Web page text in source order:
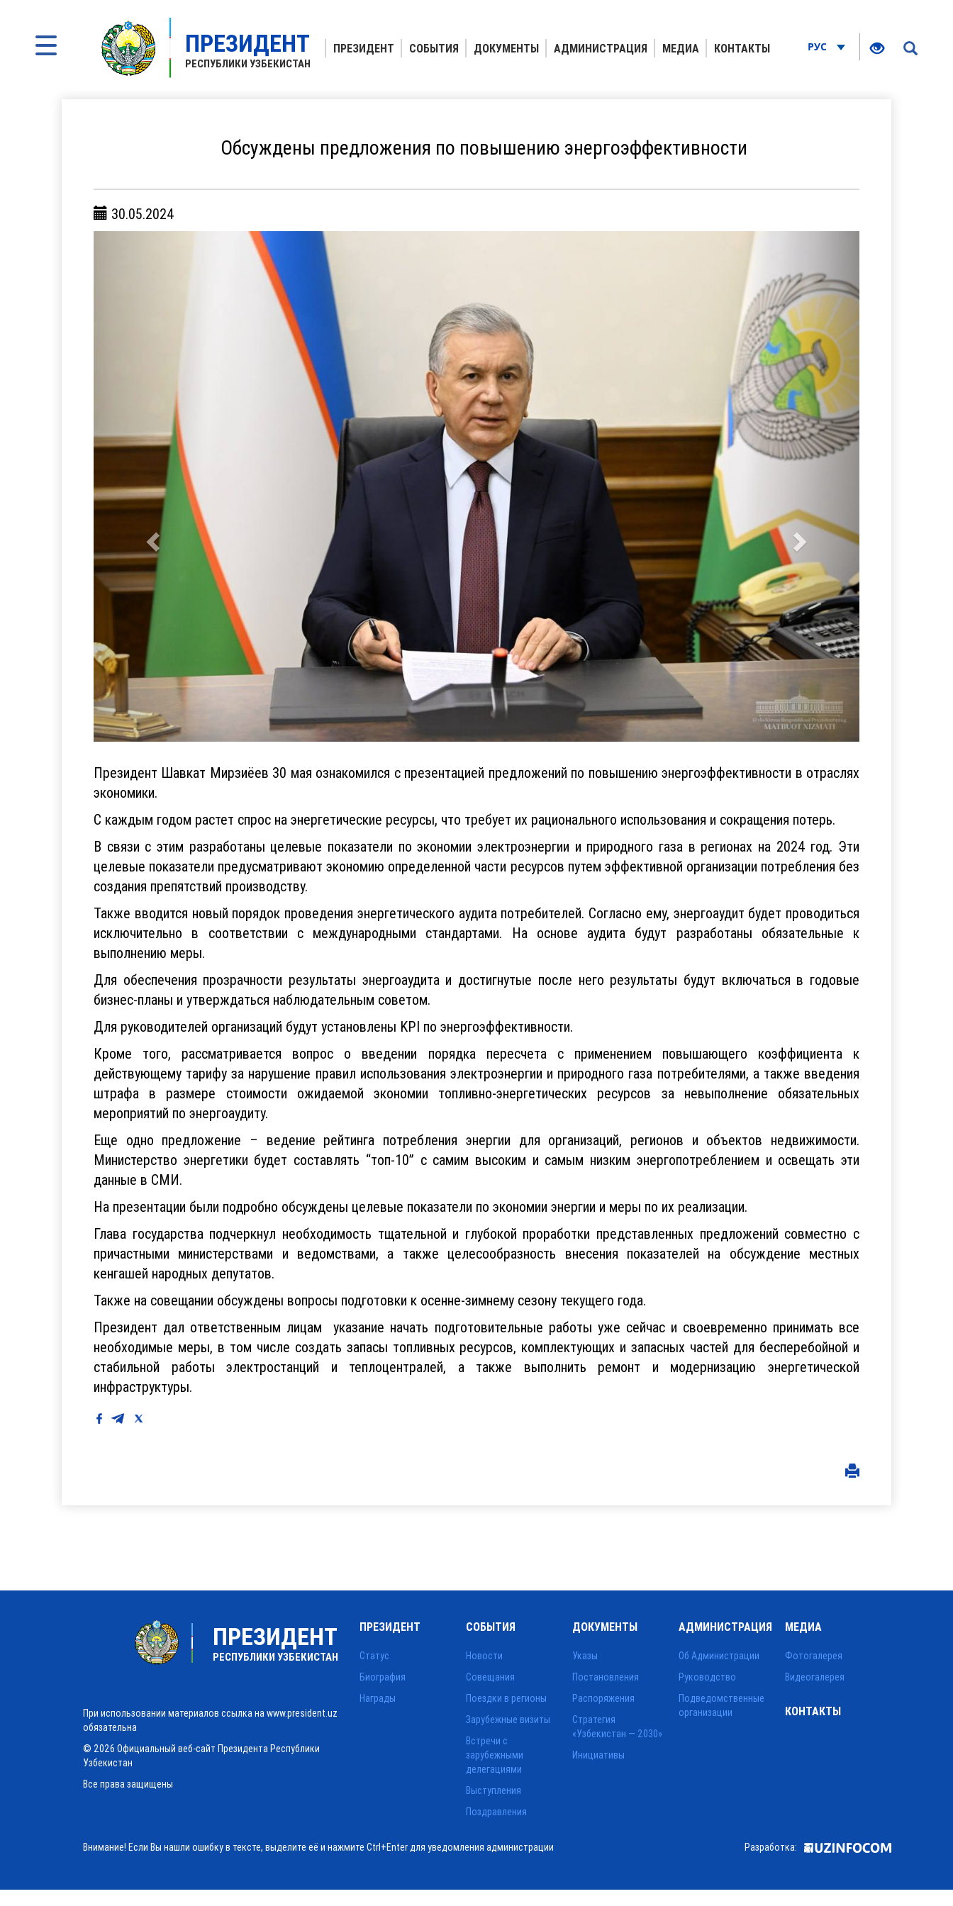
ПРЕЗИДЕНТ
РЕСПУБЛИКИ УЗБЕКИСТАН
ПРЕЗИДЕНТ СОБЫТИЯ ДОКУМЕНТЫ АДМИНИСТРАЦИЯ МЕДИА КОНТАКТЫ РУС
Обсуждены предложения по повышению энергоэффективности
30.05.2024
Президент Шавкат Мирзиёев 30 мая ознакомился с презентацией предложений по повышению энергоэффективности в отраслях
экономики.
С каждым годом растет спрос на энергетические ресурсы, что требует их рационального использования и сокращения потерь.
В связи с этим разработаны целевые показатели по экономии электроэнергии и природного газа в регионах на 2024 год. Эти
целевые показатели предусматривают экономию определенной части ресурсов путем эффективной организации потребления без
создания препятствий производству.
Также вводится новый порядок проведения энергетического аудита потребителей. Согласно ему, энергоаудит будет проводиться
исключительно в соответствии с международными стандартами. На основе аудита будут разработаны обязательные к
выполнению меры.
Для обеспечения прозрачности результаты энергоаудита и достигнутые после него результаты будут включаться в годовые
бизнес-планы и утверждаться наблюдательным советом.
Для руководителей организаций будут установлены KPI по энергоэффективности.
Кроме того, рассматривается вопрос о введении порядка пересчета с применением повышающего коэффициента к
действующему тарифу за нарушение правил использования электроэнергии и природного газа потребителями, а также введения
штрафа в размере стоимости ожидаемой экономии топливно-энергетических ресурсов за невыполнение обязательных
мероприятий по энергоаудиту.
Еще одно предложение – ведение рейтинга потребления энергии для организаций, регионов и объектов недвижимости.
Министерство энергетики будет составлять “топ-10” с самим высоким и самым низким энергопотреблением и освещать эти
данные в СМИ.
На презентации были подробно обсуждены целевые показатели по экономии энергии и меры по их реализации.
Глава государства подчеркнул необходимость тщательной и глубокой проработки представленных предложений совместно с
причастными министерствами и ведомствами, а также целесообразность внесения показателей на обсуждение местных
кенгашей народных депутатов.
Также на совещании обсуждены вопросы подготовки к осенне-зимнему сезону текущего года.
Президент дал ответственным лицам указание начать подготовительные работы уже сейчас и своевременно принимать все
необходимые меры, в том числе создать запасы топливных ресурсов, комплектующих и запасных частей для бесперебойной и
стабильной работы электростанций и теплоцентралей, а также выполнить ремонт и модернизацию энергетической
инфраструктуры.
ПРЕЗИДЕНТ
РЕСПУБЛИКИ УЗБЕКИСТАН
При использовании материалов ссылка на www.president.uz
обязательна
© 2026 Официальный веб-сайт Президента Республики
Узбекистан
Все права защищены
ПРЕЗИДЕНТ
Статус
Биография
Награды
СОБЫТИЯ
Новости
Совещания
Поездки в регионы
Зарубежные визиты
Встречи с
зарубежными
делегациями
Выступления
Поздравления
ДОКУМЕНТЫ
Указы
Постановления
Распоряжения
Стратегия
«Узбекистан — 2030»
Инициативы
АДМИНИСТРАЦИЯ
Об Администрации
Руководство
Подведомственные
организации
МЕДИА
Фотогалерея
Видеогалерея
КОНТАКТЫ
Внимание! Если Вы нашли ошибку в тексте, выделите её и нажмите Ctrl+Enter для уведомления администрации Разработка: